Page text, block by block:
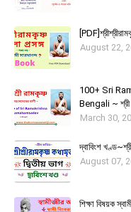
August 22,
100+ Sri
Bengali ~ শ্রী
March 30,
দ্বাবিংশ
August 07,
শিক্ষা বিষয়ক